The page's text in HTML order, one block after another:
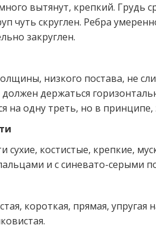
вытянут, крепкий. Грудь
чуть скруглен. Ребра
закруглен.
низкого постава, не
держаться
на одну треть, но в принципе,
сухие, костистые, крепкие,
и с синевато-серыми
короткая, прямая,